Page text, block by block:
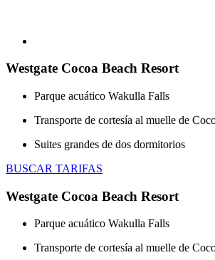
Westgate Cocoa Beach Resort
Parque acuático Wakulla Falls
Transporte de cortesía al muelle de
Suites grandes de dos dormitorios
BUSCAR TARIFAS
Westgate Cocoa Beach Resort
Parque acuático Wakulla Falls
Transporte de cortesía al muelle de